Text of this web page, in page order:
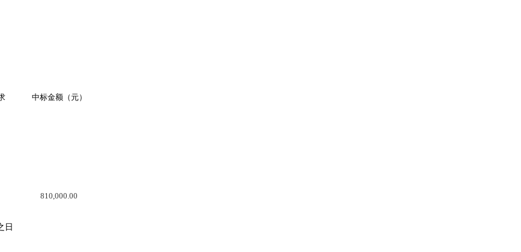
中标金额（元）
日
810,000.00